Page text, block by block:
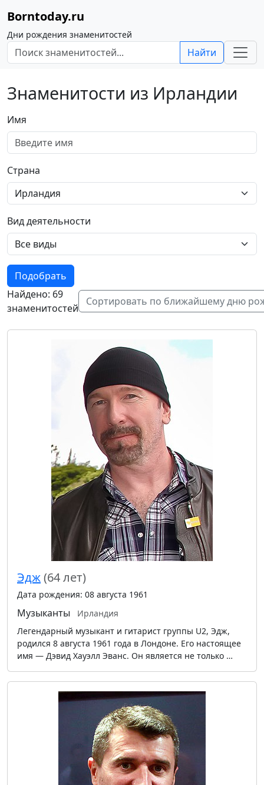
Borntoday.ru
Дни рождения знаменитостей
Найти
Знаменитости из Ирландии
Имя
Страна
Вид деятельности
Подобрать
Найдено: 69
знаменитостей
Сортировать по ближайшему дню
Эдж(64 лет)
Дата рождения: 08 августа 1961
Музыканты
Ирландия
Легендарный музыкант и гитарист группы U2, Эдж,
родился 8 августа 1961 года в Лондоне. Его настоящее
имя — Дэвид Хауэлл Эванс. Он является не только …